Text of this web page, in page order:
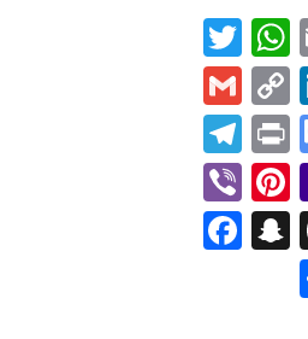
Email
WhatsApp
Twitter
LinkedIn
Copy
Link
Gmail
Google
Translate
Print
Telegram
Yahoo
Mail
Pinterest
Viber
Threads
Snapchat
Facebook
Share